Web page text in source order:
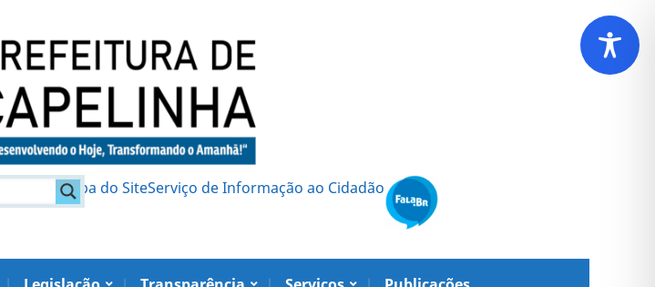
Mapa do SiteServiço de Informação ao Cidadão